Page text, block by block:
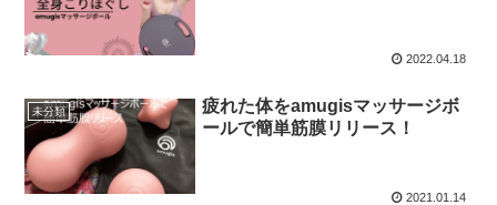
2022.04.18
未分類
疲れた体をamugisマッサージボ
ールで簡単筋膜リリース！
2021.01.14